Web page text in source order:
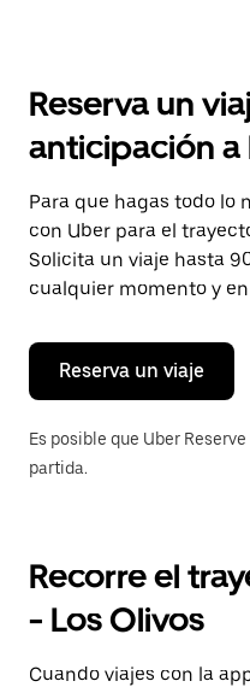
el
y
selecciona
una
fecha.
Presiona
la
tecla Esc
para
el
calendario.
Reserva un
anticipación a
Para que hagas todo lo
con Uber para el
Solicita un viaje hasta
cualquier momento y
Reserva un viaje
Es posible que Uber
partida.
Recorre el
- Los Olivos
Cuando viajes con la